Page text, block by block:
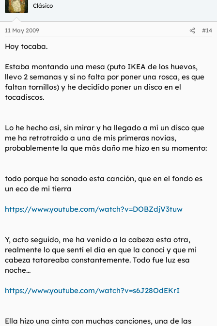
Clásico
11 May 2009 #14
Hoy tocaba.
Estaba montando una mesa (puto IKEA de los huevos,
llevo 2 semanas y si no falta por poner una rosca, es que
faltan tornillos) y he decidido poner un disco en el
tocadiscos.
Lo he hecho así, sin mirar y ha llegado a mí un disco que
me ha retrotraido a una de mis primeras novias,
probablemente la que más daño me hizo en su momento:
todo porque ha sonado esta canción, que en el fondo es
un eco de mi tierra
https://www.youtube.com/watch?v=DOBZdjV3tuw
Y, acto seguido, me ha venido a la cabeza esta otra,
realmente lo que sentí el día en que la conocí y que mi
cabeza tatareaba constantemente. Todo fue luz esa
noche...
https://www.youtube.com/watch?v=s6J28OdEKrI
Ella hizo una cinta con muchas canciones, una de las